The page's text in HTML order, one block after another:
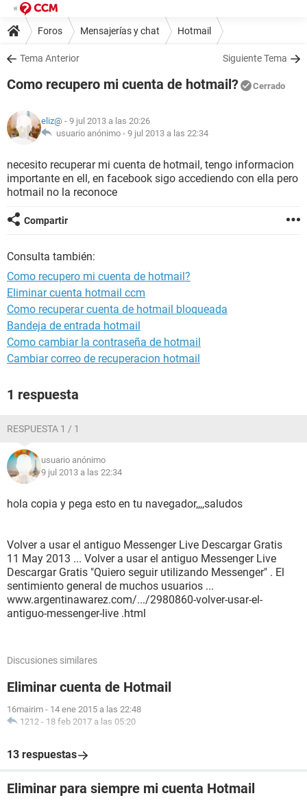
Foros Mensajerías y chat Hotmail
Tema Anterior Siguiente Tema
Como recupero mi cuenta de hotmail? Cerrado
eliz@ - 9 jul 2013 a las 20:26
usuario anónimo - 9 jul 2013 a las 22:34
necesito recuperar mi cuenta de hotmail, tengo informacion
importante en ell, en facebook sigo accediendo con ella pero
hotmail no la reconoce
Compartir
Consulta también:
Como recupero mi cuenta de hotmail?
Eliminar cuenta hotmail ccm
Como recuperar cuenta de hotmail bloqueada
Bandeja de entrada hotmail
Como cambiar la contraseña de hotmail
Cambiar correo de recuperacion hotmail
1 respuesta
RESPUESTA 1 / 1
usuario anónimo
9 jul 2013 a las 22:34
hola copia y pega esto en tu navegador,,,,saludos
Volver a usar el antiguo Messenger Live Descargar Gratis
11 May 2013 ... Volver a usar el antiguo Messenger Live
Descargar Gratis "Quiero seguir utilizando Messenger" . El
sentimiento general de muchos usuarios ...
www.argentinawarez.com/.../2980860-volver-usar-el-
antiguo-messenger-live .html
Discusiones similares
Eliminar cuenta de Hotmail
16mairim - 14 ene 2015 a las 22:48
1212 - 18 feb 2017 a las 05:20
13 respuestas
Eliminar para siempre mi cuenta Hotmail